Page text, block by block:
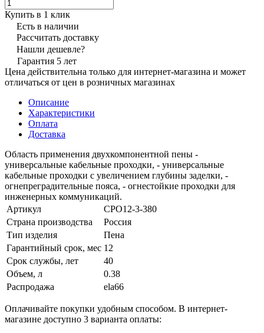
Купить в 1 клик
Есть в наличии
Рассчитать доставку
Нашли дешевле?
Гарантия 5 лет
Цена действительна только для интернет-магазина и может
отличаться от цен в розничных магазинах
Описание
Характеристики
Оплата
Доставка
Область применения двухкомпонентной пены -
универсальные кабельные проходки, - универсальные
кабельные проходки с увеличением глубины заделки, -
огнепреградительные пояса, - огнестойкие проходки для
инженерных коммуникаций.
Артикул
CPO12-3-380
Страна производства
Россия
Тип изделия
Пена
Гарантийный срок, мес 12
Срок службы, лет
40
Объем, л
0.38
Распродажа
ela66
Оплачивайте покупки удобным способом. В интернет-
магазине доступно 3 варианта оплаты: